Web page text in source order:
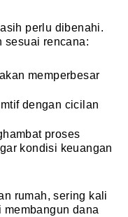
perlu dibenahi.
sesuai rencana:
memperbesar
dengan cicilan
proses
kondisi keuangan
rumah, sering kali
membangun dana